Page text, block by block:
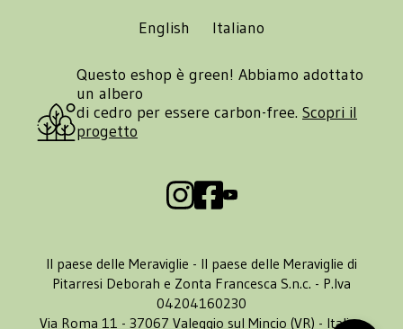
English
Italiano
Questo eshop è green! Abbiamo adottato
un albero
di cedro per essere carbon-free. Scopri il
progetto
Il paese delle Meraviglie - Il paese delle Meraviglie di
Pitarresi Deborah e Zonta Francesca S.n.c. - P.Iva
04204160230
Via Roma 11 - 37067 Valeggio sul Mincio (VR) - Italia -